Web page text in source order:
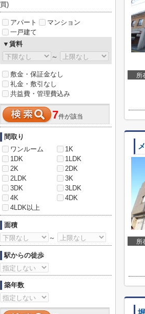
所
所
買)
アパート
マンション
一戸建て
▼賃料
～
敷金・保証金なし
礼金・敷引なし
共益費・管理費込み
7件が該当
間取り
ワンルーム
1K
1DK
1LDK
2K
2DK
2LDK
3K
3DK
3LDK
4K
4DK
4LDK以上
面積
～
駅からの徒歩
築年数